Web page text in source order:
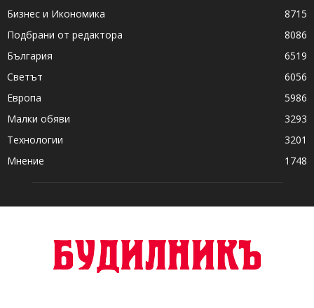
Бизнес и Икономика
8715
Подбрани от редактора
8086
България
6519
Светът
6056
Европа
5986
Малки обяви
3293
Технологии
3201
Мнение
1748